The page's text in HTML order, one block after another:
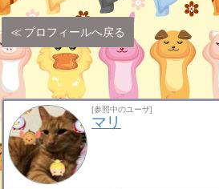
プロフィールへ戻る
[参照中のユーザ]
マリ